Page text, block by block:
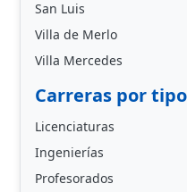
San Luis
Villa de Merlo
Villa Mercedes
Carreras por tipo
Licenciaturas
Ingenierías
Profesorados